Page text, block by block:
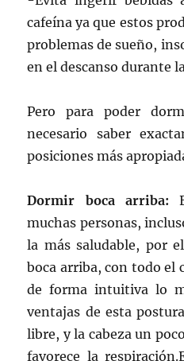
cafeína ya que estos
problemas de sueño,
en el descanso durante
Pero para poder
necesario saber
posiciones más
Dormir boca arriba:
muchas personas,
la más saludable, por
boca arriba, con todo el
de forma intuitiva lo
ventajas de esta
libre, y la cabeza un
favorece la